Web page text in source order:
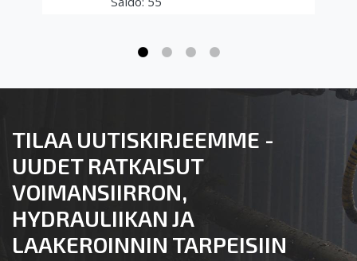
TILAA UUTISKIRJEEMME -
UUDET RATKAISUT
VOIMANSIIRRON,
HYDRAULIIKAN JA
LAAKEROINNIN TARPEISIIN